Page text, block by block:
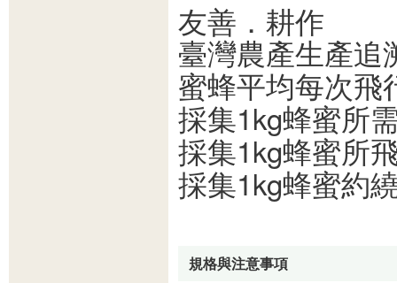
友善．耕作
臺灣農產生產追
蜜蜂平均每次飛
採集1kg蜂蜜所
採集1kg蜂蜜所
採集1kg蜂蜜約
規格與注意事項